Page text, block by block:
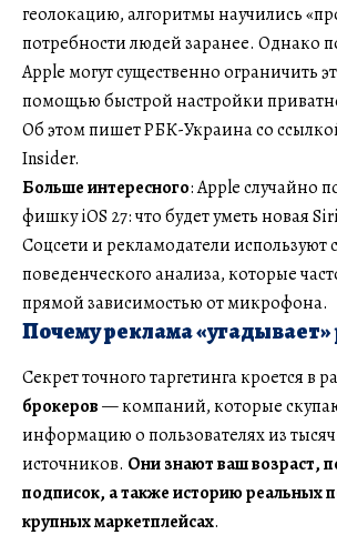
геолокацию, алгоритмы научились
потребности людей заранее. Однако
Apple могут существенно ограничить
помощью быстрой настройки
Об этом пишет РБК-Украина со
Insider.
Больше интересного: Apple случайно
фишку iOS 27: что будет уметь новая Siri
Соцсети и рекламодатели
поведенческого анализа, которые
прямой зависимостью от микрофона.
Почему реклама «угадывает»
Секрет точного таргетинга кроется в
брокеров— компаний, которые
информацию о пользователях из
источников. Они знают ваш возраст,
подписок, а также историю реальных
крупных маркетплейсах.